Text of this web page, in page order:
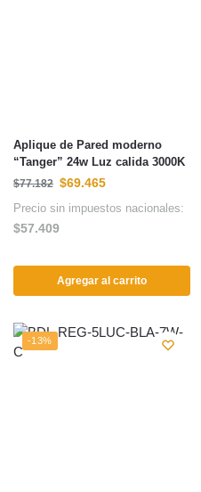
Aplique de Pared moderno
“Tanger” 24w Luz calida 3000K
$77.182 $69.465
Precio sin impuestos nacionales:
$57.409
Agregar al carrito
-13%